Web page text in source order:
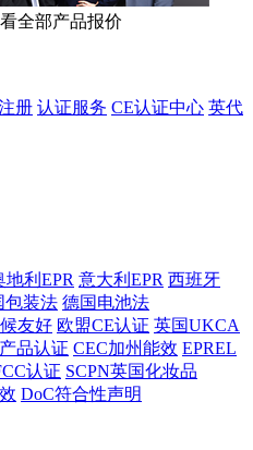
全部产品报价
册 认证服务 CE认证中心 英代
地利EPR 意大利EPR 西班牙
包装法 德国电池法
友好 欧盟CE认证 英国UKCA
品认证 CEC加州能效 EPREL
认证 SCPN英国化妆品
DoC符合性声明